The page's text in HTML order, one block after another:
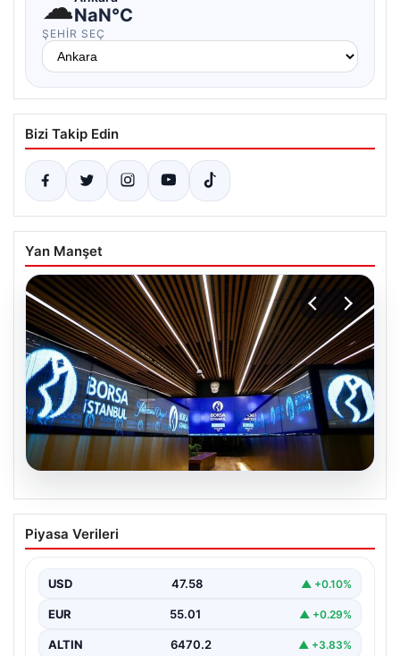
NaN°C
ŞEHIR SEÇ
Bizi Takip Edin
Yan Manşet
05.08.2026
Yatırım araçlarının haftalık performansı
nasıl oldu?
bazda ortalama yüzde 0,27 değer kaybederken,
altının…
Piyasa Verileri
USD 47.58 ▲ +0.10%
EUR 55.01 ▲ +0.29%
ALTIN 6470.2 ▲ +3.83%